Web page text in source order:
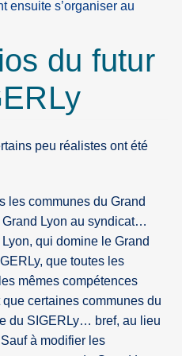
ensuite s’organiser au
du futur
peu réalistes ont été
les communes du Grand
Grand Lyon au syndicat…
qui domine le Grand
que toutes les
mêmes compétences
certaines communes du
du SIGERLy… bref, au lieu
à modifier les